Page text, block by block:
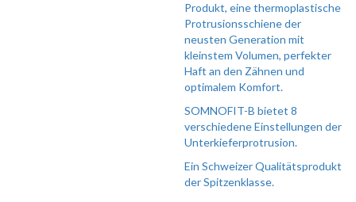
Produkt, eine thermoplastische
Protrusionsschiene der
neusten Generation mit
kleinstem Volumen, perfekter
Haft an den Zähnen und
optimalem Komfort.
SOMNOFIT-B bietet 8
verschiedene Einstellungen der
Unterkieferprotrusion.
Ein Schweizer Qualitätsprodukt
der Spitzenklasse.